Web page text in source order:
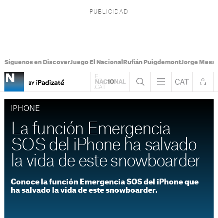
Síguenos en DiscoverJuego El Nacional Rufián PuigdemontJorge Messi
IPHONE
La función Emergencia
SOS del iPhone ha salvado
la vida de este snowboarder
Conoce la función Emergencia SOS del iPhone que
ha salvado la vida de este snowboarder.